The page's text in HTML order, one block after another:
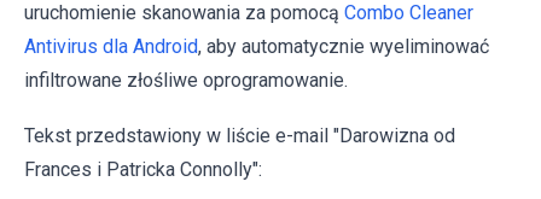
uruchomienie skanowania za pomocą Combo Cleaner
Antivirus dla Android, aby automatycznie wyeliminować
infiltrowane złośliwe oprogramowanie.
Tekst przedstawiony w liście e-mail "Darowizna od
Frances i Patricka Connolly":